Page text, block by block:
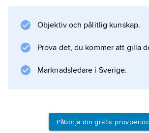
grammatiska relationerna i en
utvecklingen också i detta
Objektiv och pålitlig kunskap.
Prova det, du kommer att gilla
Marknadsledare i Sverige.
Påbörja din gratis provperiod